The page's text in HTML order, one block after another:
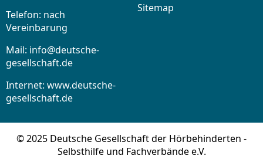
Telefon: nach
Vereinbarung
Mail: info@deutsche-
gesellschaft.de
Internet: www.deutsche-
gesellschaft.de
Sitemap
© 2025 Deutsche Gesellschaft der Hörbehinderten -
Selbsthilfe und Fachverbände e.V.